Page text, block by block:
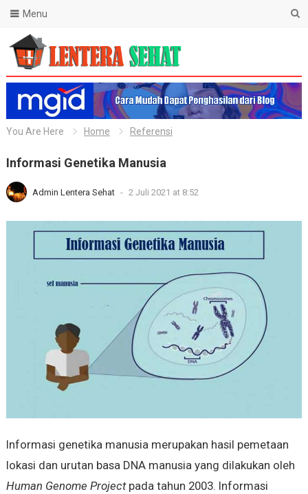
Lentera Sehat
Menu
You Are Here Home Referensi
Informasi Genetika Manusia
Admin Lentera Sehat - 2 Juli 2021 at 8:52
Informasi genetika manusia merupakan hasil pemetaan
lokasi dan urutan basa DNA manusia yang dilakukan oleh
Human Genome Projectpada tahun 2003. Informasi